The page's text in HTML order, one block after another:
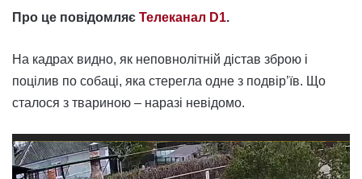
Про це повідомляє Телеканал D1.
На кадрах видно, як неповнолітній дістав зброю і
поцілив по собаці, яка стерегла одне з подвір’їв. Що
сталося з твариною – наразі невідомо.
Відеопрогравач